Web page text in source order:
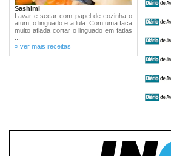
Sashimi
Lavar e secar com papel de cozinha o
atum, o linguado e a lula. Com uma faca
muito afiada cortar o linguado em fatias
» ver mais receitas